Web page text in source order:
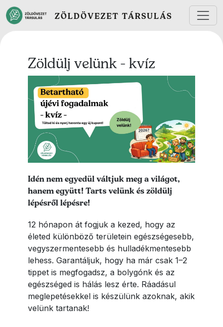
Ugrás a tartalomra
ZÖLDÖVEZET TÁRSULÁS
Zöldülj velünk - kvíz
Lead kép
Lead szöveg
Idén nem egyedül váltjuk meg a világot,
hanem együtt! Tarts velünk és zöldülj
lépésről lépésre!
12 hónapon át fogjuk a kezed, hogy az
életed különböző területein egészségesebb,
vegyszermentesebb és hulladékmentesebb
lehess. Garantáljuk, hogy ha már csak 1–2
tippet is megfogadsz, a bolygónk és az
egészséged is hálás lesz érte. Ráadásul
meglepetésekkel is készülünk azoknak, akik
velünk tartanak!